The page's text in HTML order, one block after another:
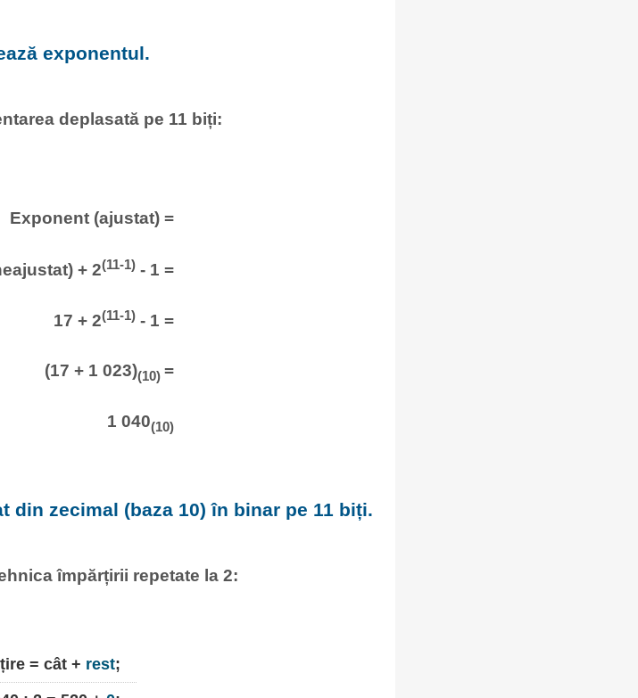
exponentul.
deplasată pe 11 biți:
Exponent (ajustat) =
+ 2(11-1) - 1 =
17 + 2(11-1) - 1 =
(17 + 1 023)(10) =
1 040(10)
din zecimal (baza 10) în binar pe 11 biți.
împărțirii repetate la 2:
= cât + rest;